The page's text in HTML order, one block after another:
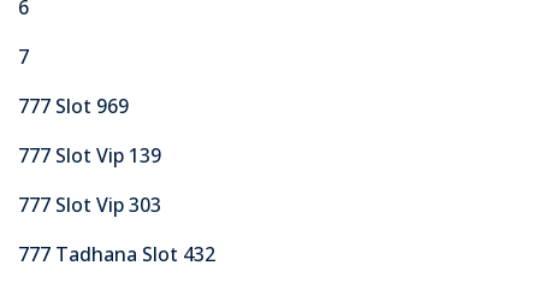
6
7
777 Slot 969
777 Slot Vip 139
777 Slot Vip 303
777 Tadhana Slot 432